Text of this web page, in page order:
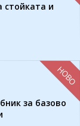
стойката и
за базово
НОВО